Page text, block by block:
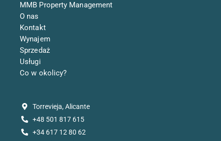
MMB Property Management
O nas
Kontakt
Wynajem
Sprzedaż
Usługi
Co w okolicy?
Torrevieja, Alicante
+48 501 817 615
+34 617 12 80 62